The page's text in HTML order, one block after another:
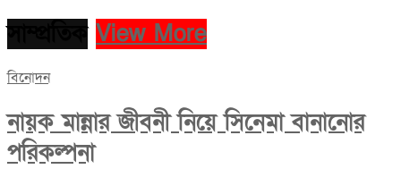
View More
বিনোদন
নায়ক মান্নার জীবনী নিয়ে সিনেমা বানানোর
পরিকল্পনা